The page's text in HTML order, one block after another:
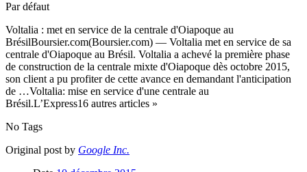
Par défaut
Voltalia : met en service de la centrale d'Oiapoque au
BrésilBoursier.com(Boursier.com) — Voltalia met en service de sa
centrale d'Oiapoque au Brésil. Voltalia a achevé la première phase
de construction de la centrale mixte d'Oiapoque dès octobre 2015,
son client a pu profiter de cette avance en demandant l'anticipation
de …Voltalia: mise en service d'une centrale au
Brésil.L’Express16 autres articles »
No Tags
Original post by Google Inc.